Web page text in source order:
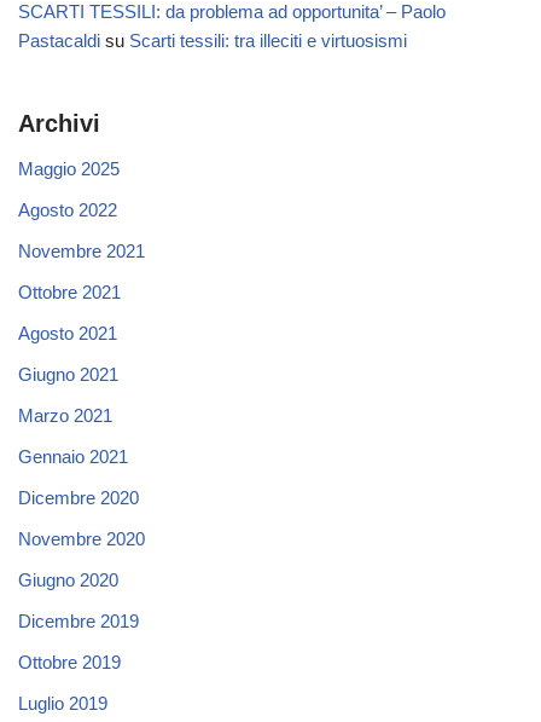
SCARTI TESSILI: da problema ad opportunita’ – Paolo
Pastacaldi su Scarti tessili: tra illeciti e virtuosismi
Archivi
Maggio 2025
Agosto 2022
Novembre 2021
Ottobre 2021
Agosto 2021
Giugno 2021
Marzo 2021
Gennaio 2021
Dicembre 2020
Novembre 2020
Giugno 2020
Dicembre 2019
Ottobre 2019
Luglio 2019